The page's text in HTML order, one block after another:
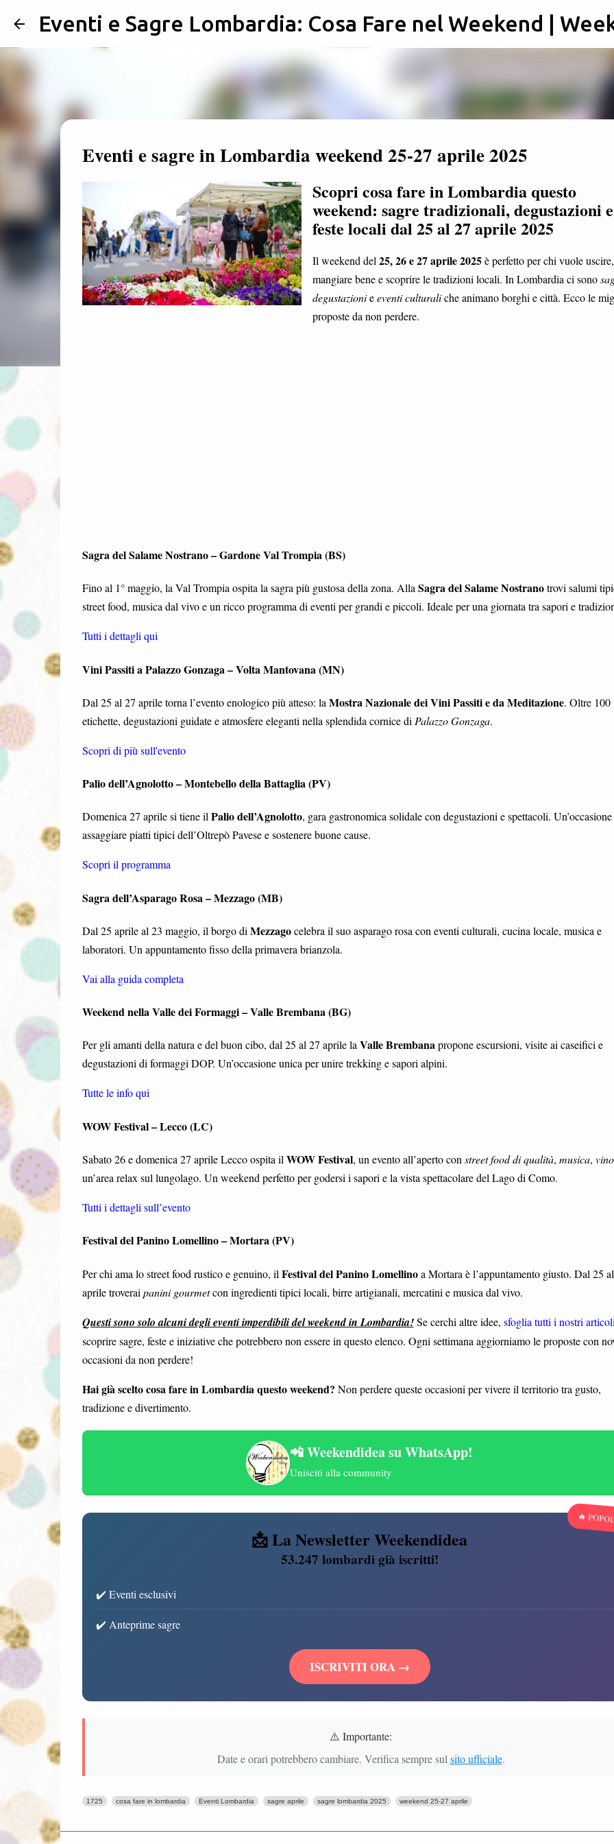
Passa ai contenuti principali
Eventi e Sagre Lombardia: Cosa Fare nel Weekend |
Eventi e sagre in Lombardia weekend 25-27 aprile 2025
Scopri cosa fare in Lombardia questo
weekend: sagre tradizionali, degustazioni e
feste locali dal 25 al 27 aprile 2025
Il weekend del 25, 26 e 27 aprile 2025è perfetto per chi vuole uscire,
mangiare bene e scoprire le tradizioni locali. In Lombardia ci sono
degustazionieeventi culturaliche animano borghi e città. Ecco le
proposte da non perdere.
Sagra del Salame Nostrano – Gardone Val Trompia (BS)
Fino al 1° maggio, la Val Trompia ospita la sagra più gustosa della zona. AllaSagra del Salame Nostranotrovi salumi
street food, musica dal vivo e un ricco programma di eventi per grandi e piccoli. Ideale per una giornata tra sapori e
Tutti i dettagli qui
Vini Passiti a Palazzo Gonzaga – Volta Mantovana (MN)
Dal 25 al 27 aprile torna l’evento enologico più atteso: la Mostra Nazionale dei Vini Passiti e da Meditazione. Oltre 100
etichette, degustazioni guidate e atmosfere eleganti nella splendida cornice di Palazzo Gonzaga.
Scopri di più sull'evento
Palio dell’Agnolotto – Montebello della Battaglia (PV)
Domenica 27 aprile si tiene ilPalio dell’Agnolotto, gara gastronomica solidale con degustazioni e spettacoli.
assaggiare piatti tipici dell’Oltrepò Pavese e sostenere buone cause.
Scopri il programma
Sagra dell’Asparago Rosa – Mezzago (MB)
Dal 25 aprile al 23 maggio, il borgo di Mezzagocelebra il suo asparago rosa con eventi culturali, cucina locale, musica e
laboratori. Un appuntamento fisso della primavera brianzola.
Vai alla guida completa
Weekend nella Valle dei Formaggi – Valle Brembana (BG)
Per gli amanti della natura e del buon cibo, dal 25 al 27 aprile laValle Brembanapropone escursioni, visite ai caseifici e
degustazioni di formaggi DOP. Un’occasione unica per unire trekking e sapori alpini.
Tutte le info qui
WOW Festival – Lecco (LC)
Sabato 26 e domenica 27 aprile Lecco ospita il WOW Festival, un evento all’aperto con street food di qualità, musica, vino
un’area relax sul lungolago. Un weekend perfetto per godersi i sapori e la vista spettacolare del Lago di Como.
Tutti i dettagli sull’evento
Festival del Panino Lomellino – Mortara (PV)
Per chi ama lo street food rustico e genuino, il Festival del Panino Lomellinoa Mortara è l’appuntamento giusto. Dal 25
aprile troverai panini gourmetcon ingredienti tipici locali, birre artigianali, mercatini e musica dal vivo.
Questi sono solo alcuni degli eventi imperdibili del weekend in Lombardia! Se cerchi altre idee, sfoglia tutti i nostri
scoprire sagre, feste e iniziative che potrebbero non essere in questo elenco. Ogni settimana aggiorniamo le proposte con
occasioni da non perdere!
Hai già scelto cosa fare in Lombardia questo weekend? Non perdere queste occasioni per vivere il territorio tra gusto,
tradizione e divertimento.
📲 Weekendidea su WhatsApp!
Unisciti alla community
🔥
📩 La Newsletter Weekendidea
53.247 lombardi già iscritti!
✔️ Eventi esclusivi
✔️ Anteprime sagre
ISCRIVITI ORA →
⚠️ Importante:
Date e orari potrebbero cambiare. Verifica sempre sul sito ufficiale.
1725 cosa fare in lombardia Eventi Lombardia sagre aprile sagre lombardia 2025 weekend 25-27 aprile